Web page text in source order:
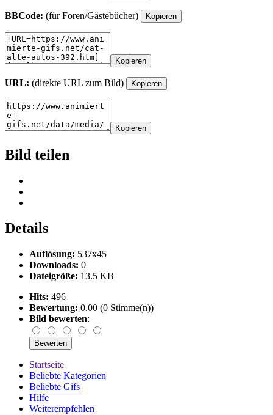
BBCode: (für Foren/Gästebücher) Kopieren
Kopieren
URL: (direkte URL zum Bild) Kopieren
Kopieren
Bild teilen
Details
Auflösung: 537x45
Downloads: 0
Dateigröße: 13.5 KB
Hits: 496
Bewertung: 0.00 (0 Stimme(n))
Bild bewerten:
Startseite
Beliebte Kategorien
Beliebte Gifs
Hilfe
Weiterempfehlen